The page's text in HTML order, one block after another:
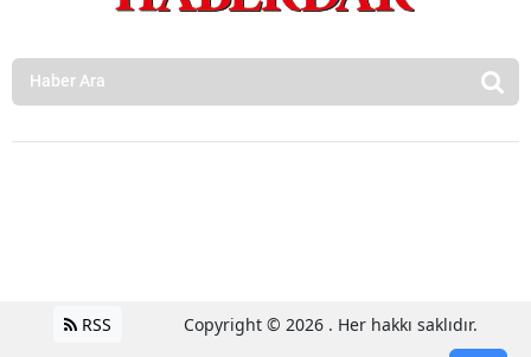
RSS Copyright © 2026 . Her hakkı saklıdır.